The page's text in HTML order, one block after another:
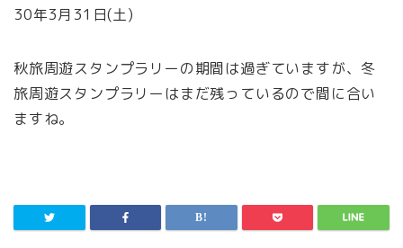
30年3月31日(土)
秋旅周遊スタンプラリーの期間は過ぎていますが、冬
旅周遊スタンプラリーはまだ残っているので間に合い
ますね。